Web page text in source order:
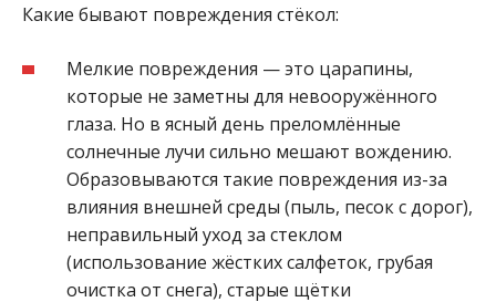
Какие бывают повреждения стёкол:
Мелкие повреждения — это царапины,
которые не заметны для невооружённого
глаза. Но в ясный день преломлённые
солнечные лучи сильно мешают вождению.
Образовываются такие повреждения из-за
влияния внешней среды (пыль, песок с дорог),
неправильный уход за стеклом
(использование жёстких салфеток, грубая
очистка от снега), старые щётки